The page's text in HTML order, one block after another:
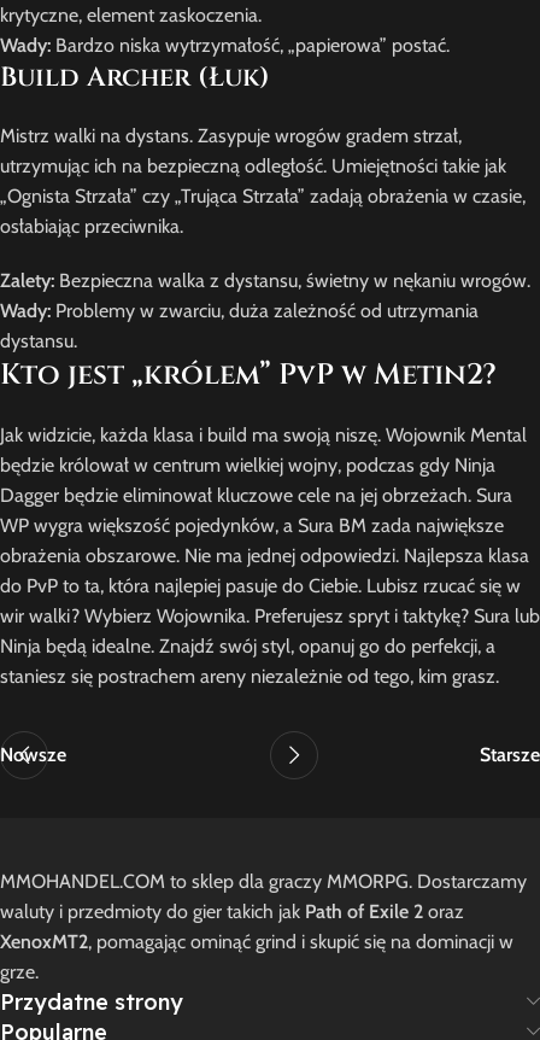
krytyczne, element zaskoczenia.
Wady: Bardzo niska wytrzymałość, „papierowa” postać.
Build Archer (Łuk)
Mistrz walki na dystans. Zasypuje wrogów gradem strzał,
utrzymując ich na bezpieczną odległość. Umiejętności takie jak
„Ognista Strzała” czy „Trująca Strzała” zadają obrażenia w czasie,
osłabiając przeciwnika.
Zalety: Bezpieczna walka z dystansu, świetny w nękaniu wrogów.
Wady: Problemy w zwarciu, duża zależność od utrzymania
dystansu.
Kto jest „królem” PvP w Metin2?
Jak widzicie, każda klasa i build ma swoją niszę. Wojownik Mental
będzie królował w centrum wielkiej wojny, podczas gdy Ninja
Dagger będzie eliminował kluczowe cele na jej obrzeżach. Sura
WP wygra większość pojedynków, a Sura BM zada największe
obrażenia obszarowe. Nie ma jednej odpowiedzi. Najlepsza klasa
do PvP to ta, która najlepiej pasuje do Ciebie. Lubisz rzucać się w
wir walki? Wybierz Wojownika. Preferujesz spryt i taktykę? Sura lub
Ninja będą idealne. Znajdź swój styl, opanuj go do perfekcji, a
staniesz się postrachem areny niezależnie od tego, kim grasz.
Nowsze Starsze
MMOHANDEL.COM to sklep dla graczy MMORPG. Dostarczamy
waluty i przedmioty do gier takich jak Path of Exile 2 oraz
XenoxMT2, pomagając ominąć grind i skupić się na dominacji w
grze.
Przydatne strony
Popularne